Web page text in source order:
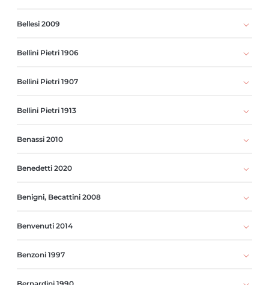
Bellesi 2009
Bellini Pietri 1906
Bellini Pietri 1907
Bellini Pietri 1913
Benassi 2010
Benedetti 2020
Benigni, Becattini 2008
Benvenuti 2014
Benzoni 1997